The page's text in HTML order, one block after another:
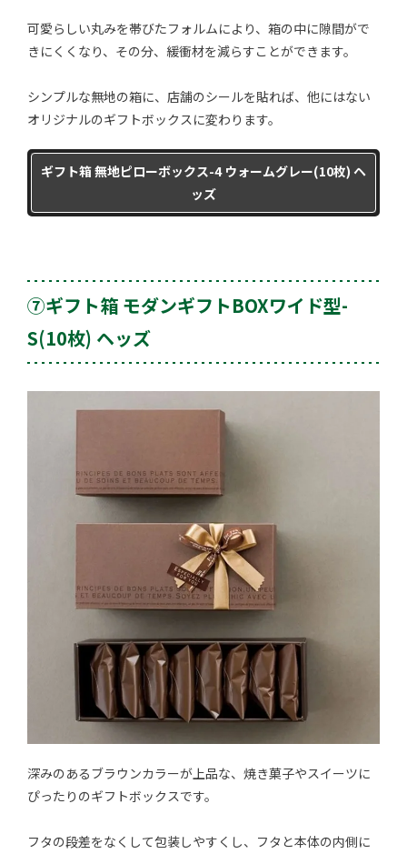
可愛らしい丸みを帯びたフォルムにより、箱の中に隙間がで
きにくくなり、その分、緩衝材を減らすことができます。
シンプルな無地の箱に、店舗のシールを貼れば、他にはない
オリジナルのギフトボックスに変わります。
ギフト箱 無地ピローボックス-4 ウォームグレー(10枚) ヘ
ッズ
⑦ギフト箱 モダンギフトBOXワイド型-
S(10枚) ヘッズ
深みのあるブラウンカラーが上品な、焼き菓子やスイーツに
ぴったりのギフトボックスです。
フタの段差をなくして包装しやすくし、フタと本体の内側に